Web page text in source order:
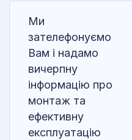
Ми
зателефонуємо
Вам і надамо
вичерпну
інформацію про
монтаж та
ефективну
експлуатацію